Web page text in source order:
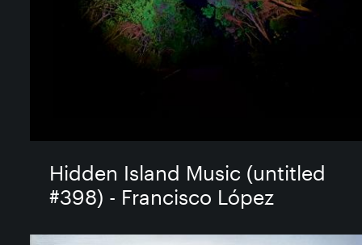
Hidden Island Music (untitled
#398) - Francisco López